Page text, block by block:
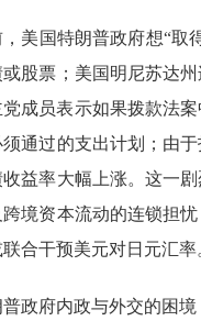
，美国特朗普政府想“取
或股票；美国明尼苏达
党成员表示如果拨款法
通过的支出计划；由
收益率大幅上涨。这一
境资本流动的连锁担
联合干预美元对日元汇率
政府内政与外交的困境